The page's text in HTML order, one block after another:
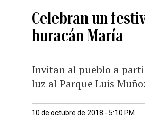
Celebran un
huracán María
Invitan al pueblo a
luz al Parque Luis
10 de octubre de 2018 - 5:10 PM